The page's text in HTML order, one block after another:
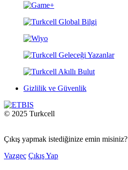
Gizlilik ve Güvenlik
© 2025 Turkcell
Çıkış yapmak istediğinize emin misiniz?
Vazgeç Çıkış Yap